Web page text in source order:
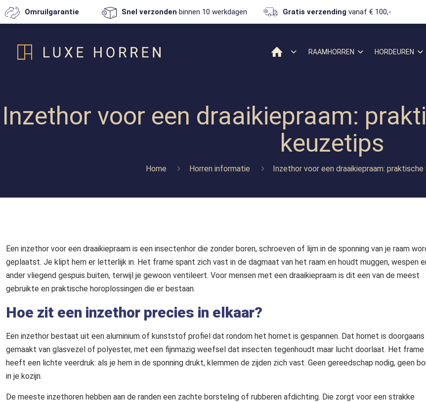
Omruilgarantie Snel verzonden binnen 10 werkdagen Gratis verzendingvanaf € 100,-
RAAMHORREN HORDEUREN
Inzethor voor een draaikiepraam:
keuzetips
Home Horren informatie Inzethor voor een draaikiepraam:
Een inzethor voor een draaikiepraam is een insectenhor die zonder boren, schroeven of lijm in de sponning van je raam
geplaatst. Je klipt hem er letterlijk in. Het frame spant zich vast in de dagmaat van het raam en houdt muggen, wespen
ander vliegend gespuis buiten, terwijl je gewoon ventileert. Voor mensen met een draaikiepraam is dit een van de meest
gebruikte en praktische horoplossingen die er bestaan.
Hoe zit een inzethor precies in elkaar?
Een inzethor bestaat uit een aluminium of kunststof profiel dat rondom het hornet is gespannen. Dat hornet is doorgaans
gemaakt van glasvezel of polyester, met een fijnmazig weefsel dat insecten tegenhoudt maar lucht doorlaat. Het frame
heeft een lichte veerdruk: als je hem in de sponning drukt, klemmen de zijden zich vast. Geen gereedschap nodig, geen
in je kozijn.
De meeste inzethoren hebben aan de randen een zachte borsteling of rubberen afdichting. Die zorgt voor een strakke